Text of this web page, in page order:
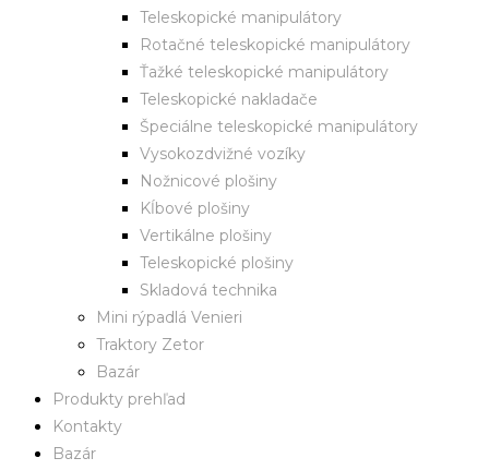
Teleskopické manipulátory
Rotačné teleskopické manipulátory
Ťažké teleskopické manipulátory
Teleskopické nakladače
Špeciálne teleskopické manipulátory
Vysokozdvižné vozíky
Nožnicové plošiny
Kĺbové plošiny
Vertikálne plošiny
Teleskopické plošiny
Skladová technika
Mini rýpadlá Venieri
Traktory Zetor
Bazár
Produkty prehľad
Kontakty
Bazár